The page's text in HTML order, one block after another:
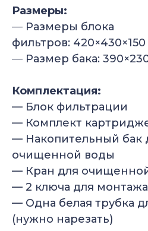
Размеры:
— Размеры блока
фильтров:
— Размер бака:
Комплектация:
— Блок фильтрации
— Комплект
— Накопительный бак
очищенной воды
— Кран для
— 2 ключа для
— Одна белая трубка
(нужно нарезать)